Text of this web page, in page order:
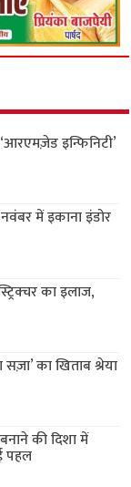
इन्फिनिटी’
में इकाना इंडोर
का इलाज,
का खिताब श्रेया
की दिशा में
पहल